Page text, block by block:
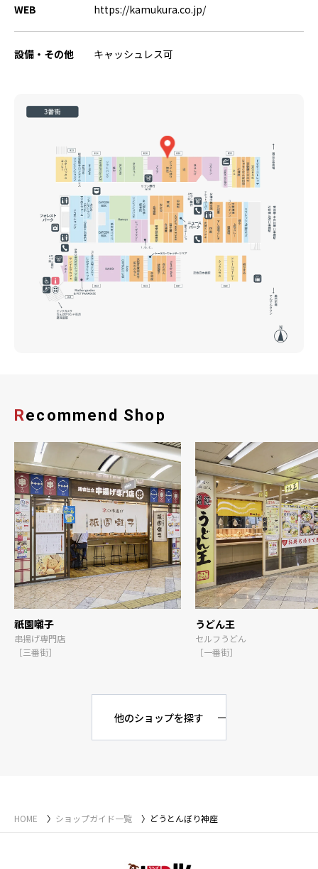
WEB https://kamukura.co.jp/
設備・その他 キャッシュレス可
Recommend Shop
祇園囃子
串揚げ専門店
［三番街］
うどん王
セルフうどん
［一番街］
他のショップを探す
HOME ショップガイド一覧 どうとんぼり神座